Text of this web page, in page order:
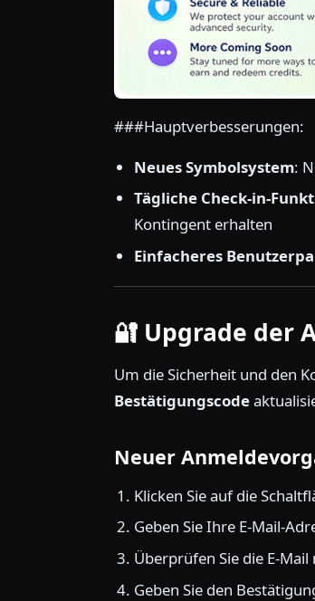
###Hauptverbesserungen:
Neues Symbolsystem:
Tägliche Check-in-
Kontingent erhalten
Einfacheres
🔐 Upgrade der
Um die Sicherheit und den
Bestätigungscode
Neuer
Klicken Sie auf die
Geben Sie Ihre E-Mail-
Überprüfen Sie die E-
Geben Sie den